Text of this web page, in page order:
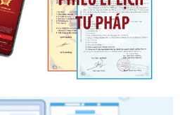
mục thủ tục hành chính mới
sung, bị bãi bỏ và phê duyệt
điện tử giải quyết thủ tục hành
thuộc phạm vi chức năng quản